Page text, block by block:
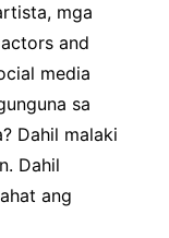
mga
and
media
sa
Dahil malaki
Dahil
ang